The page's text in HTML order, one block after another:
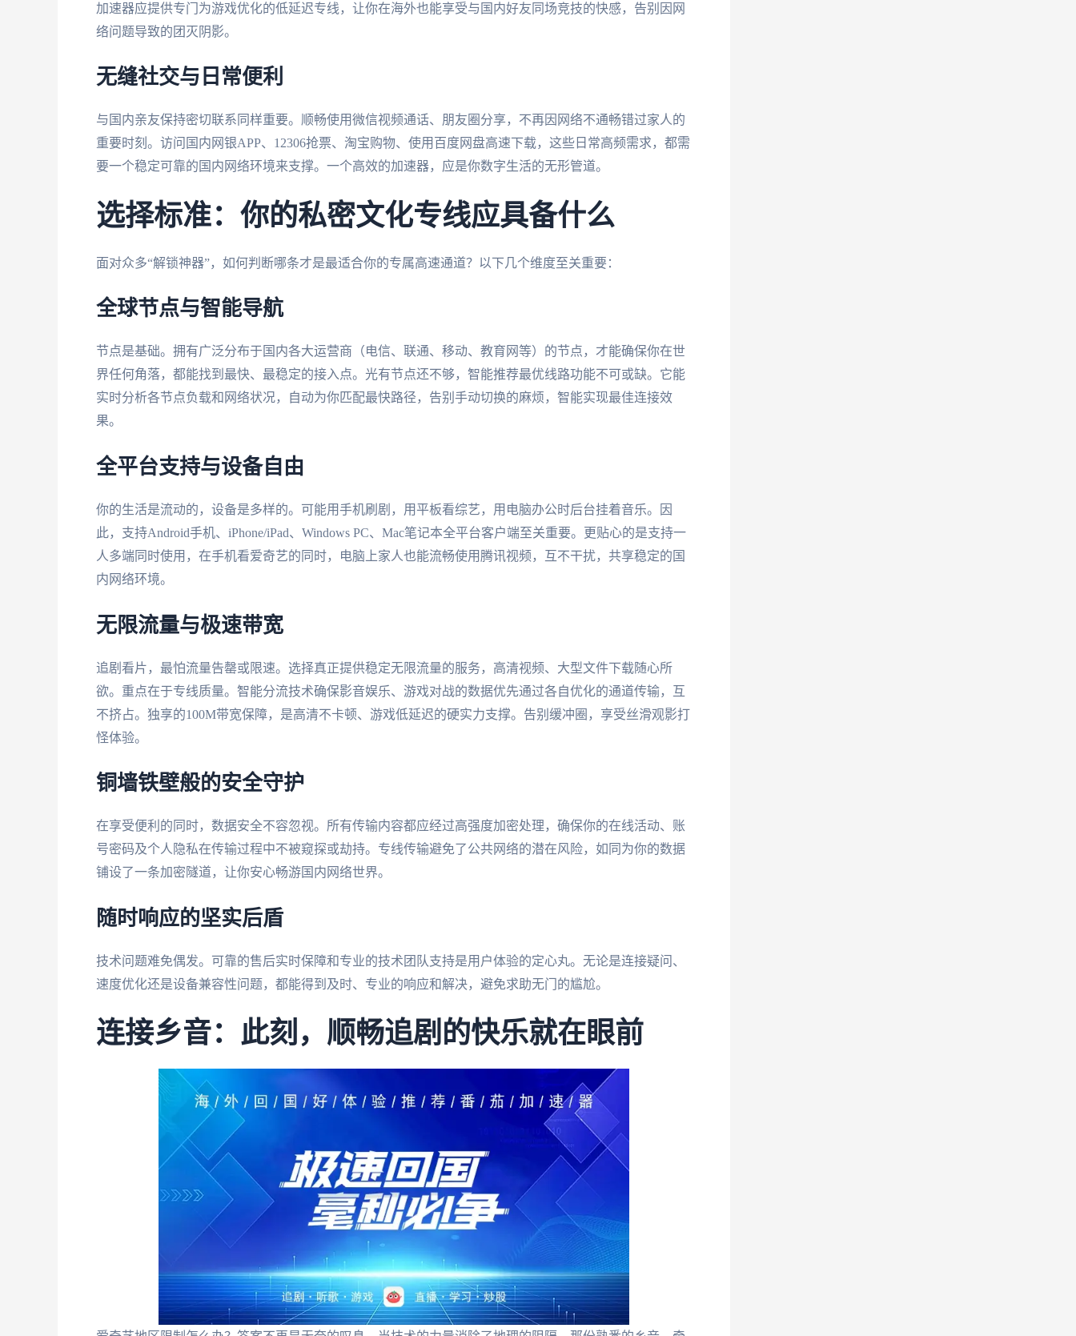
加速器应提供专门为游戏优化的低延迟专线，让你在海外也能享受与国内好友同场竞技的快感，告别因网
络问题导致的团灭阴影。
无缝社交与日常便利
与国内亲友保持密切联系同样重要。顺畅使用微信视频通话、朋友圈分享，不再因网络不通畅错过家人的
重要时刻。访问国内网银APP、12306抢票、淘宝购物、使用百度网盘高速下载，这些日常高频需求，都需
要一个稳定可靠的国内网络环境来支撑。一个高效的加速器，应是你数字生活的无形管道。
选择标准：你的私密文化专线应具备什么
面对众多“解锁神器”，如何判断哪条才是最适合你的专属高速通道？以下几个维度至关重要：
全球节点与智能导航
节点是基础。拥有广泛分布于国内各大运营商（电信、联通、移动、教育网等）的节点，才能确保你在世
界任何角落，都能找到最快、最稳定的接入点。光有节点还不够，智能推荐最优线路功能不可或缺。它能
实时分析各节点负载和网络状况，自动为你匹配最快路径，告别手动切换的麻烦，智能实现最佳连接效
果。
全平台支持与设备自由
你的生活是流动的，设备是多样的。可能用手机刷剧，用平板看综艺，用电脑办公时后台挂着音乐。因
此，支持Android手机、iPhone/iPad、Windows PC、Mac笔记本全平台客户端至关重要。更贴心的是支持一
人多端同时使用，在手机看爱奇艺的同时，电脑上家人也能流畅使用腾讯视频，互不干扰，共享稳定的国
内网络环境。
无限流量与极速带宽
追剧看片，最怕流量告罄或限速。选择真正提供稳定无限流量的服务，高清视频、大型文件下载随心所
欲。重点在于专线质量。智能分流技术确保影音娱乐、游戏对战的数据优先通过各自优化的通道传输，互
不挤占。独享的100M带宽保障，是高清不卡顿、游戏低延迟的硬实力支撑。告别缓冲圈，享受丝滑观影打
怪体验。
铜墙铁壁般的安全守护
在享受便利的同时，数据安全不容忽视。所有传输内容都应经过高强度加密处理，确保你的在线活动、账
号密码及个人隐私在传输过程中不被窥探或劫持。专线传输避免了公共网络的潜在风险，如同为你的数据
铺设了一条加密隧道，让你安心畅游国内网络世界。
随时响应的坚实后盾
技术问题难免偶发。可靠的售后实时保障和专业的技术团队支持是用户体验的定心丸。无论是连接疑问、
速度优化还是设备兼容性问题，都能得到及时、专业的响应和解决，避免求助无门的尴尬。
连接乡音：此刻，顺畅追剧的快乐就在眼前